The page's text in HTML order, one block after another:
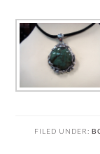
FILED UNDER: